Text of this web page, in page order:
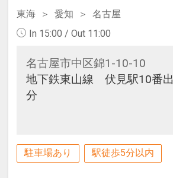
東海 愛知
名古屋
In 15:00 / Out 11:00
名古屋市中区錦1-10-10
地下鉄東山線 伏見駅10番
分
駐車場あり 駅徒歩5分以内